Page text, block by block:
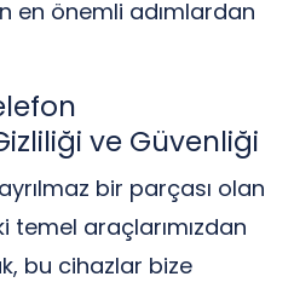
en önemli adımlardan
ve Güvenliği
bir parçası olan
temel araçlarımızdan
bu cihazlar bize